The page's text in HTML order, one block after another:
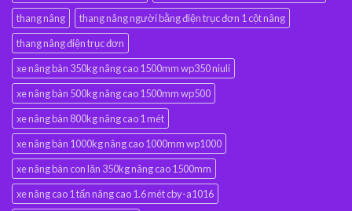
thang nâng
thang nâng người bằng điện trục đơn 1 cột nâng
thang nâng điện trục đơn
xe nâng bàn 350kg nâng cao 1500mm wp350 niuli
xe nâng bàn 500kg nâng cao 1500mm wp500
xe nâng bàn 800kg nâng cao 1 mét
xe nâng bàn 1000kg nâng cao 1000mm wp1000
xe nâng bàn con lăn 350kg nâng cao 1500mm
xe nâng cao 1 tấn nâng cao 1.6 mét cby-a1016